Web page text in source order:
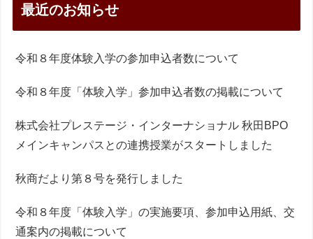
最近のお知らせ
令和８年度体験入学の参加申込者数について
令和８年度「体験入学」参加申込者数の掲載について
株式会社プレステージ・インターナショナル 秋田BPO
メインキャンパスとの連携授業がスタートしました
秋商だより第８号を発行しました
令和８年度「体験入学」の実施要項、参加申込用紙、交
通案内の掲載について